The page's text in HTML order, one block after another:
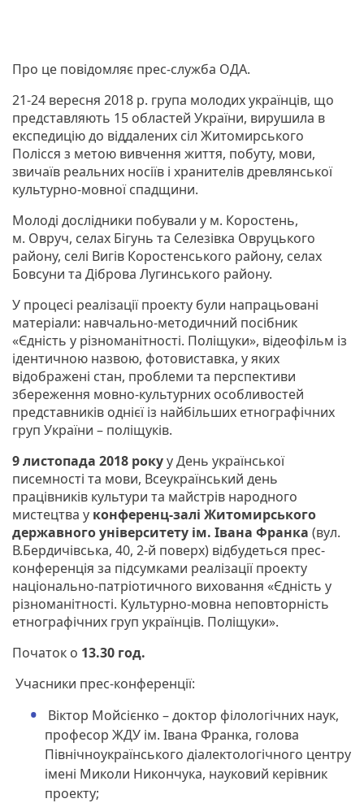
Про це повідомляє прес-служба ОДА.
21-24 вересня 2018 р. група молодих українців, що
представляють 15 областей України, вирушила в
експедицію до віддалених сіл Житомирського
Полісся з метою вивчення життя, побуту, мови,
звичаїв реальних носіїв і хранителів древлянської
культурно-мовної спадщини.
Молоді дослідники побували у м. Коростень,
м. Овруч, селах Бігунь та Селезівка Овруцького
району, селі Вигів Коростенського району, селах
Бовсуни та Діброва Лугинського району.
У процесі реалізації проекту були напрацьовані
матеріали: навчально-методичний посібник
«Єдність у різноманітності. Поліщуки», відеофільм із
ідентичною назвою, фотовиставка, у яких
відображені стан, проблеми та перспективи
збереження мовно-культурних особливостей
представників однієї із найбільших етнографічних
груп України – поліщуків.
9 листопада 2018 рокуу День української
писемності та мови, Всеукраїнський день
працівників культури та майстрів народного
мистецтва у конференц-залі Житомирського
державного університету ім. Івана Франка (вул.
В.Бердичівська, 40, 2-й поверх) відбудеться прес-
конференція за підсумками реалізації проекту
національно-патріотичного виховання «Єдність у
різноманітності. Культурно-мовна неповторність
етнографічних груп українців. Поліщуки».
Початок о 13.30 год.
Учасники прес-конференції:
Віктор Мойсієнко – доктор філологічних наук,
професор ЖДУ ім. Івана Франка, голова
Північноукраїнського діалектологічного центру
імені Миколи Никончука, науковий керівник
проекту;